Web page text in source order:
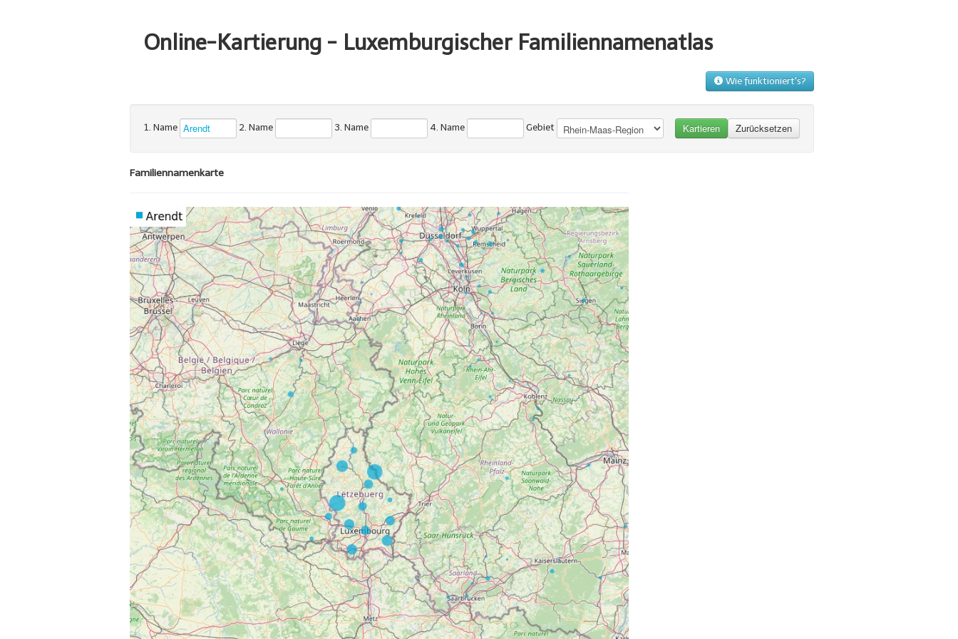
Online-Kartierung - Luxemburgischer Familiennamenatlas
Wie funktioniert's?
1. Name 2. Name 3. Name 4. Name Gebiet
Familiennamenkarte